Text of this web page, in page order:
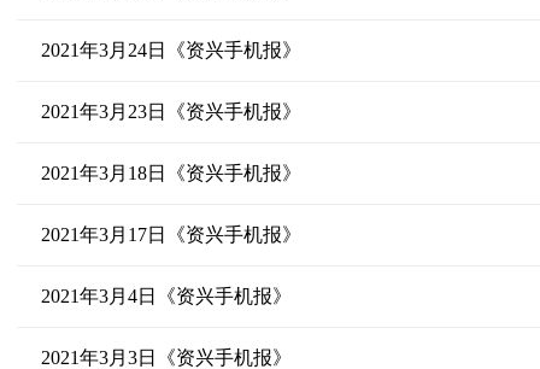
2021年3月24日《资兴手机报》
2021年3月23日《资兴手机报》
2021年3月18日《资兴手机报》
2021年3月17日《资兴手机报》
2021年3月4日《资兴手机报》
2021年3月3日《资兴手机报》